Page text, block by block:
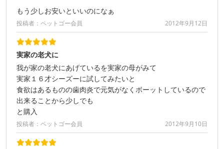
もう少しお安いといいのになぁ
投稿者：ペットゴー会員 2012年9月12日
実家の老犬に
我が家の老犬にあげているを実家の母がみて
実家１６才シーズーに試してみたいと
食欲はあるものの歯肉炎で元気がなくボーットしているので
出来ることから少しでも
と購入
投稿者：ペットゴー会員 2012年9月10日